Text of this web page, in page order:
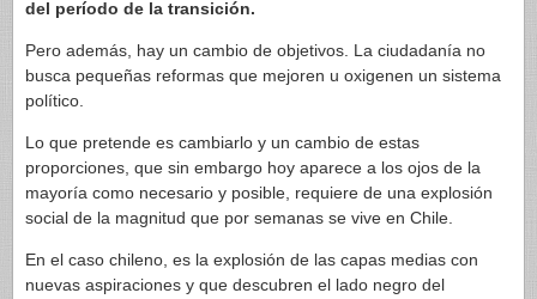
del período de la transición.
Pero además, hay un cambio de objetivos. La ciudadanía no
busca pequeñas reformas que mejoren u oxigenen un sistema
político.
Lo que pretende es cambiarlo y un cambio de estas
proporciones, que sin embargo hoy aparece a los ojos de la
mayoría como necesario y posible, requiere de una explosión
social de la magnitud que por semanas se vive en Chile.
En el caso chileno, es la explosión de las capas medias con
nuevas aspiraciones y que descubren el lado negro del